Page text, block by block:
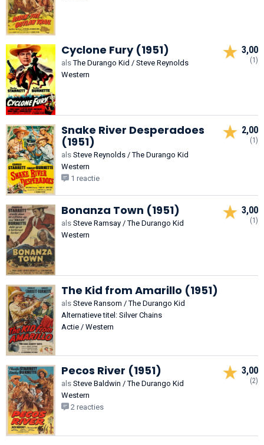
Cyclone Fury (1951)
alsThe Durango Kid / Steve Reynolds
Western
3,00
(1)
Snake River Desperadoes
(1951)
als Steve Reynolds / The Durango Kid
Western
1 reactie
2,00
(1)
Bonanza Town (1951)
als Steve Ramsay / The Durango Kid
Western
3,00
(1)
The Kid from Amarillo (1951)
als Steve Ransom / The Durango Kid
Alternatieve titel: Silver Chains
Actie / Western
Pecos River (1951)
als Steve Baldwin / The Durango Kid
Western
2 reacties
3,00
(2)